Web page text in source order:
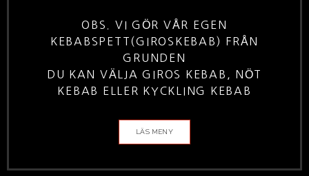
OBS. VI GÖR VÅR EGEN
KEBABSPETT(GIROSKEBAB) FRÅN
GRUNDEN
DU KAN VÄLJA GIROS KEBAB, NÖT
KEBAB ELLER KYCKLING KEBAB
LÄS MENY